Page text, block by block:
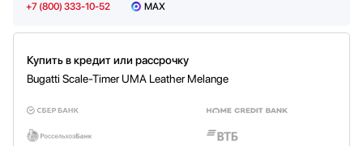
+7 (800) 333-10-52
MAX
Купить в кредит или рассрочку
Bugatti Scale-Timer UMA Leather Melange